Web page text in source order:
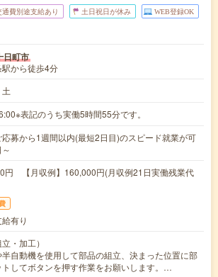
通費別途支給あり 土日祝日が休み WEB登録OK
日町市
から徒歩4分
表記のうち実働5時間55分です。
募から1週間以内(最短2日目)のスピード就業が可
円 【月収例】160,000円(月収例21日実働残業代
有り
・加工）
自動機を使用して部品の組立、決まった位置に部
トしてボタンを押す作業をお願いします。…